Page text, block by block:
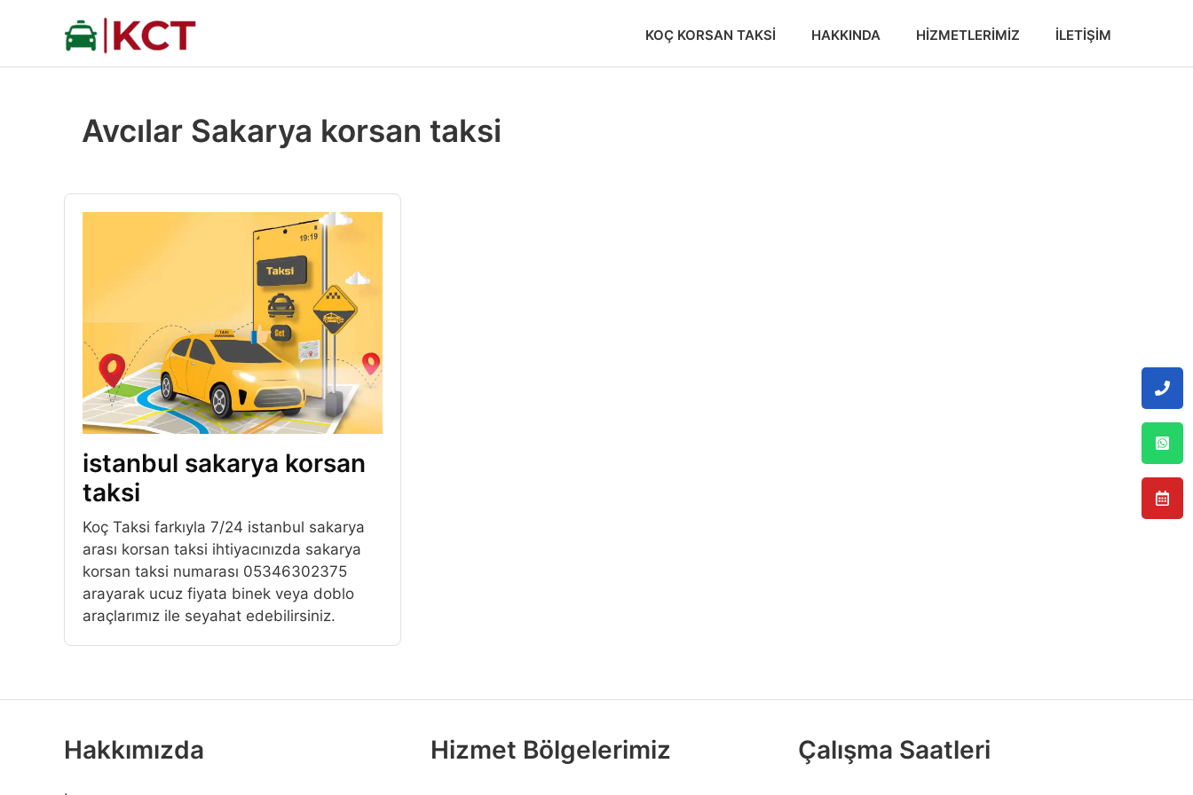
KOÇ KORSAN TAKSI HAKKINDA HIZMETLERIMIZ İLETIŞIM
Avcılar Sakarya korsan taksi
istanbul sakarya korsan
taksi
Koç Taksi farkıyla 7/24 istanbul sakarya
arası korsan taksi ihtiyacınızda sakarya
korsan taksi numarası 05346302375
arayarak ucuz fiyata binek veya doblo
araçlarımız ile seyahat edebilirsiniz.
Hakkımızda Hizmet Bölgelerimiz Çalışma Saatleri